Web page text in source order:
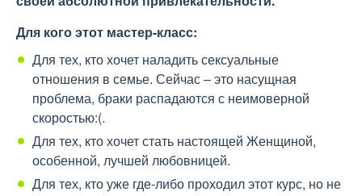
Для кого этот мастер-класс:
Для тех, кто хочет наладить сексуальные
отношения в семье. Сейчас – это насущная
проблема, браки распадаются с неимоверной
скоростью:(.
Для тех, кто хочет стать настоящей Женщиной,
особенной, лучшей любовницей.
Для тех, кто уже где-либо проходил этот курс, но не